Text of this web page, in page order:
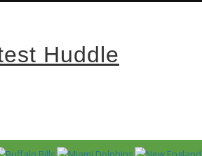
français sur la NFL et le Football Américain (Foot